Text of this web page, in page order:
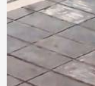
Κοινωνία
Πολιτική
Οικονομία
Αθλητικά